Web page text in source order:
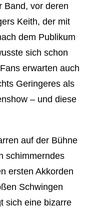
Band, vor deren
Keith, der mit
dem Publikum
sich schon
erwarten auch
Geringeres als
– und diese
auf der Bühne
schimmerndes
ersten Akkorden
Schwingen
sich eine bizarre